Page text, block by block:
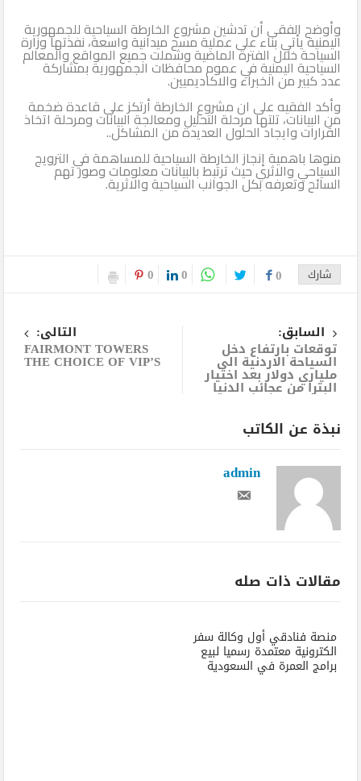
وأوضح الفقى أن تدشين مشروع الخارطة السياحية للجمهورية
اليمنية يأتي بناء على عملية مسح ميدانية واسعة، نفذتها وزارة
السياحة خلال الفترة الماضية وشملت جميع المواقع والمعالم
السياحية اليمنية في عموم محافظات الجمهورية بمشاركة
عدد كبير من الخبراء والاكاديميين.
وأكد الفقيه على ان مشروع الخارطة أرتكز على قاعدة ضخمة
من البيانات، تلتها مرحلة التحليل ومعالجة البيانات ومرحلة اتخاذ
القرارات وايجاد الحلول العديدة من المشاكل.. ‏
منوها باهمية إنجاز الخارطة السياحية للمساهمة في الترويج
السياحي والاثري حيث ترتبط بالبيانات معلومات وصور تهم
السائح وتعرفه بكل الجوانب السياحية والاثرية.
شارك 0
0
0
السابق:
توقعات بارتفاع دخل
السياحة الاردنية الى
ملياري دولار بعد اختيار
البترا من عجائب الدنيا
التالى:
FAIRMONT TOWERS
THE CHOICE OF VIP’S
نبذة عن الكاتب
admin
مقالات ذات صله
منصة فنادقي أول وكالة سفر
الكترونية معتمدة رسميا لبيع
برامج العمرة في السعودية